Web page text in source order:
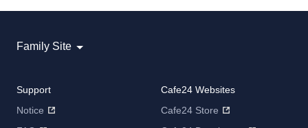
Family Site
Support
Notice
Cafe24 Websites
Cafe24 Store